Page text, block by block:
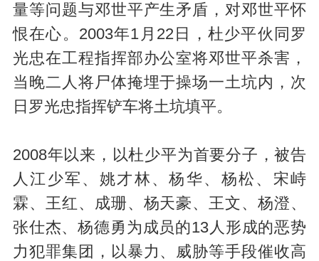
量等问题与邓世平产生矛盾，对邓世平怀
恨在心。2003年1月22日，杜少平伙同罗
光忠在工程指挥部办公室将邓世平杀害，
当晚二人将尸体掩埋于操场一土坑内，次
日罗光忠指挥铲车将土坑填平。
2008年以来，以杜少平为首要分子，被告
人江少军、姚才林、杨华、杨松、宋峙
霖、王红、成珊、杨天豪、王文、杨澄、
张仕杰、杨德勇为成员的13人形成的恶势
力犯罪集团，以暴力、威胁等手段催收高